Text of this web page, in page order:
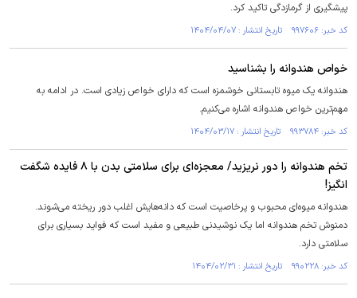
پیشگیری از گرمازدگی تاکید کرد.
کد خبر: ۹۹۷۶۰۶ تاریخ انتشار : ۱۴۰۴/۰۴/۰۷
خواص هندوانه را بشناسید
هندوانه یک میوه تابستانی خوشمزه است که دارای خواص زیادی است. در ادامه به
مهم‌ترین خواص هندوانه اشاره می‌کنیم.
کد خبر: ۹۹۳۷۸۴ تاریخ انتشار : ۱۴۰۴/۰۳/۱۷
تخم هندوانه را دور نریزید/ معجزه‌ای برای سلامتی بدن با ۸ فایده شگفت
انگیز!
هندوانه میوه‌ای محبوب و پرخاصیت است که دانه‌هایش اغلب دور ریخته می‌شوند.
دمنوش تخم هندوانه اما یک نوشیدنی طبیعی و مفید است که فواید بسیاری برای
سلامتی دارد.
کد خبر: ۹۹۰۲۲۸ تاریخ انتشار : ۱۴۰۴/۰۲/۳۱